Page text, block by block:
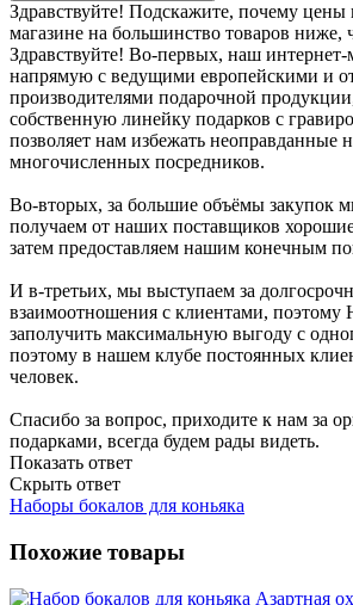
Здравствуйте! Подскажите, почему цены
магазине на большинство товаров ниже,
Здравствуйте! Во-первых, наш интернет-
напрямую с ведущими европейскими и
производителями подарочной
собственную линейку подарков с
позволяет нам избежать неоправданные
многочисленных посредников.
Во-вторых, за большие объёмы закупок
получаем от наших поставщиков
затем предоставляем нашим конечным
И в-третьих, мы выступаем за
взаимоотношения с клиентами, поэтому
заполучить максимальную выгоду с
поэтому в нашем клубе постоянных
человек.
Спасибо за вопрос, приходите к нам за
подарками, всегда будем рады видеть.
Показать ответ
Скрыть ответ
Наборы бокалов для коньяка
Похожие товары